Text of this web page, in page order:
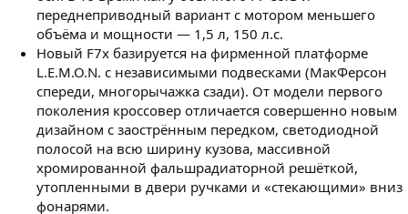
переднеприводный вариант с мотором меньшего
объёма и мощности — 1,5 л, 150 л.с.
Новый F7x базируется на фирменной платформе
L.E.M.O.N. с независимыми подвесками (МакФерсон
спереди, многорычажка сзади). От модели первого
поколения кроссовер отличается совершенно новым
дизайном с заострённым передком, светодиодной
полосой на всю ширину кузова, массивной
хромированной фальшрадиаторной решёткой,
утопленными в двери ручками и «стекающими» вниз
фонарями.